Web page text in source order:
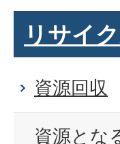
リサイ
資源回収
資源とな